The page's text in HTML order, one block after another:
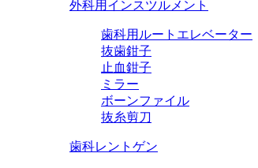
外科用インスツルメント
歯科用ルートエレベーター
抜歯鉗子
止血鉗子
ミラー
ボーンファイル
抜糸剪刀
歯科レントゲン